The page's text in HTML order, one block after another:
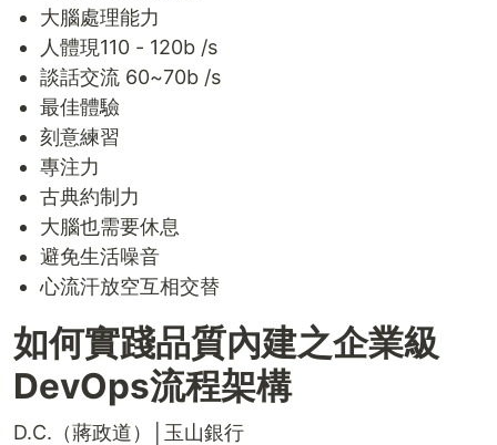
大腦處理能力
人體現110 - 120b /s
談話交流 60~70b /s
最佳體驗
刻意練習
專注力
古典約制力
大腦也需要休息
避免生活噪音
心流汗放空互相交替
如何實踐品質內建之企業級
DevOps流程架構
D.C.（蔣政道）│玉山銀行